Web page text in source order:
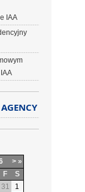
IAA
> »
F
S
31
1